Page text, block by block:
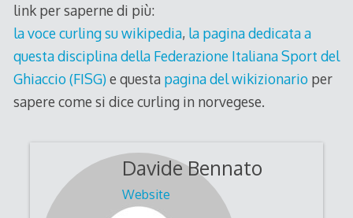
link per saperne di più:
la voce curling su wikipedia, la pagina dedicata a
questa disciplina della Federazione Italiana Sport del
Ghiaccio (FISG)e questa pagina del wikizionarioper
sapere come si dice curling in norvegese.
Davide Bennato
Website